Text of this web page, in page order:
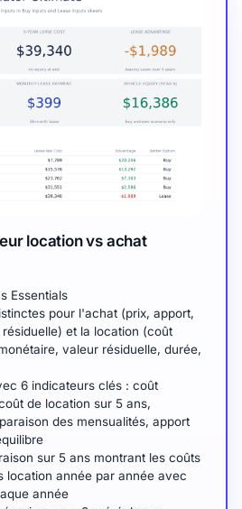
location vs achat
Essentials
pour l'achat (prix, apport,
et la location (coût
valeur résiduelle, durée,
6 indicateurs clés : coût
de location sur 5 ans,
des mensualités, apport
sur 5 ans montrant les coûts
location année par année avec
année